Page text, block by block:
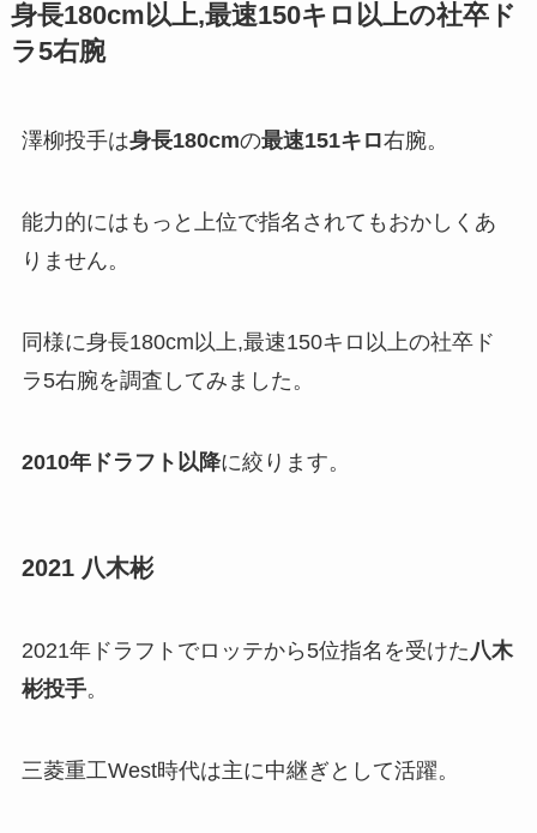
身長180cm以上,最速150キロ以上の社卒ド
ラ5右腕
澤柳投手は身長180cmの最速151キロ右腕。
能力的にはもっと上位で指名されてもおかしくあ
りません。
同様に身長180cm以上,最速150キロ以上の社卒ド
ラ5右腕を調査してみました。
2010年ドラフト以降に絞ります。
2021 八木彬
2021年ドラフトでロッテから5位指名を受けた 八木
彬投手。
三菱重工West時代は主に中継ぎとして活躍。